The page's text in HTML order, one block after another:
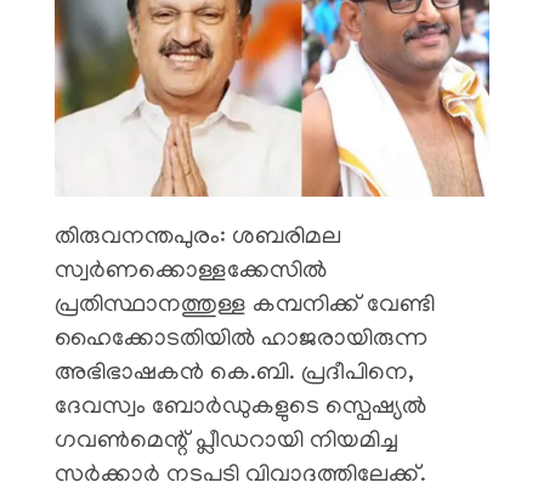
​തിരുവനന്തപുരം: ശബരിമല
സ്വർണക്കൊള്ളക്കേസിൽ
പ്രതിസ്ഥാനത്തുള്ള കമ്പനിക്ക് വേണ്ടി
ഹൈക്കോടതിയിൽ ഹാജരായിരുന്ന
അഭിഭാഷകൻ കെ.ബി. പ്രദീപിനെ,
ദേവസ്വം ബോർഡുകളുടെ സ്പെഷ്യൽ
ഗവൺമെന്റ് പ്ലീഡറായി നിയമിച്ച
സർക്കാർ നടപടി വിവാദത്തിലേക്ക്.